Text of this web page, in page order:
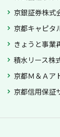
京銀証券株式
京都キャピタ
きょうと事業
積水リース株
京都Ｍ＆Ａア
京都信用保証